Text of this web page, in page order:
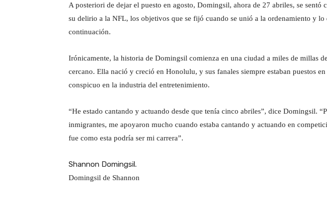
A posteriori de dejar el puesto en agosto, Domingsil, ahora de 27 abriles, se sentó
su delirio a la NFL, los objetivos que se fijó cuando se unió a la ordenamiento y lo
continuación.
Irónicamente, la historia de Domingsil comienza en una ciudad a miles de millas
cercano. Ella nació y creció en Honolulu, y sus fanales siempre estaban puestos
conspicuo en la industria del entretenimiento.
“He estado cantando y actuando desde que tenía cinco abriles”, dice Domingsil.
inmigrantes, me apoyaron mucho cuando estaba cantando y actuando en
fue como esta podría ser mi carrera”.
Shannon Domingsil.
Domingsil de Shannon